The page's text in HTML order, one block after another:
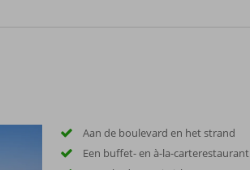
Aan de boulevard en het strand
Een buffet- en à-la-carterestaurant